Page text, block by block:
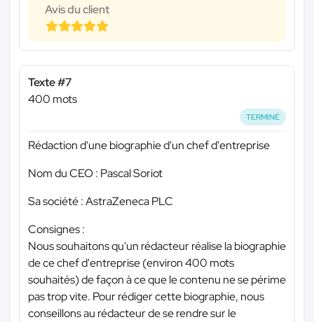
Avis du client
Texte #7
400 mots
TERMINÉ
Rédaction d'une biographie d'un chef d'entreprise
Nom du CEO : Pascal Soriot
Sa société : AstraZeneca PLC
Consignes :
Nous souhaitons qu'un rédacteur réalise la biographie
de ce chef d'entreprise (environ 400 mots
souhaités) de façon à ce que le contenu ne se périme
pas trop vite. Pour rédiger cette biographie, nous
conseillons au rédacteur de se rendre sur le